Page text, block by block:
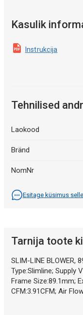
Kasulik
Instrukcija
Tehnilised
Laokood
Bränd
NomNr
Esitage küsimus
Tarnija toote
SLIM-LINE BLOWER,
Type:Slimline; Supply
Frame Size:89.1mm;
CFM:3.91CFM; Air